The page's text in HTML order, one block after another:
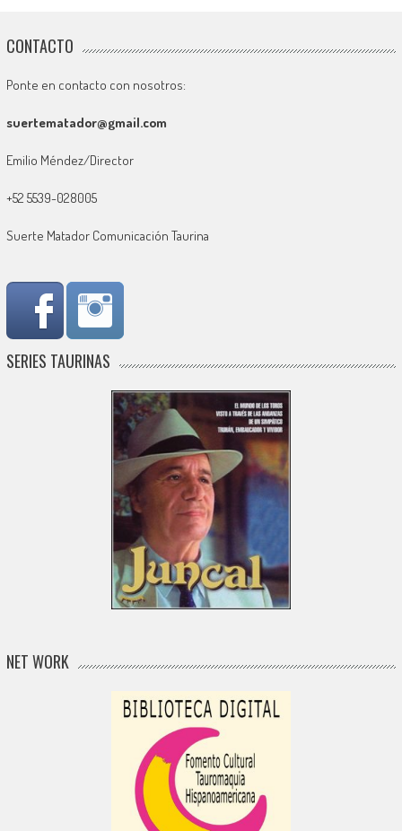
CONTACTO
Ponte en contacto con nosotros:
suertematador@gmail.com
Emilio Méndez/Director
+52 5539-028005
Suerte Matador Comunicación Taurina
SERIES TAURINAS
NET WORK